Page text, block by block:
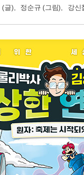
(글), 정순규 (그림), 강신